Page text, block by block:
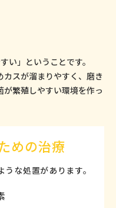
い」ということです。
スが溜まりやすく、磨き
繁殖しやすい環境を作っ
めの治療
な処置があります。